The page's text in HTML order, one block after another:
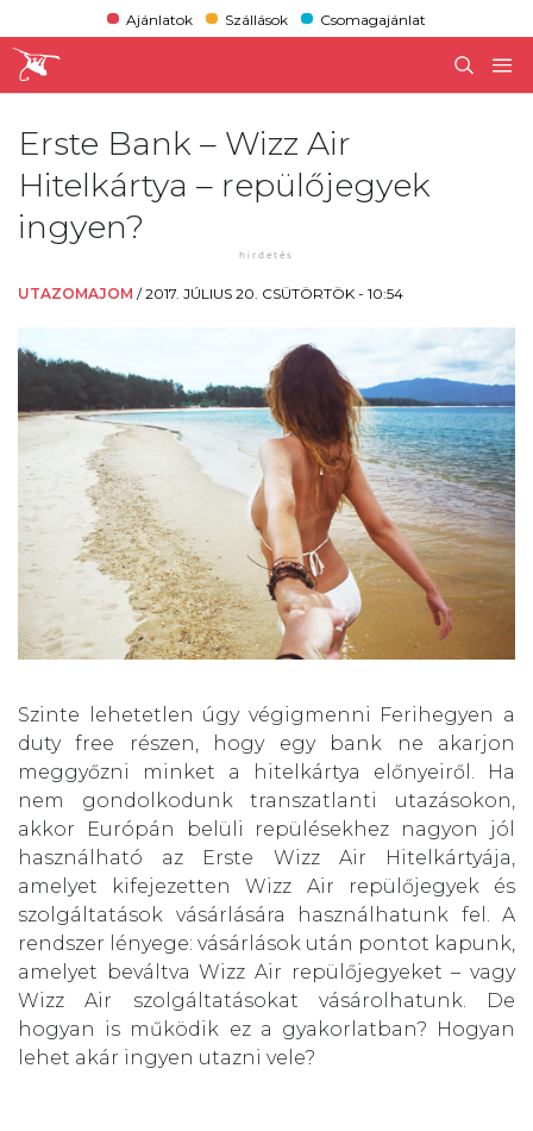
Ajánlatok Szállások Csomagajánlat
Erste Bank – Wizz Air
Hitelkártya – repülőjegyek
ingyen?
UTAZOMAJOM /2017. JÚLIUS 20. CSÜTÖRTÖK - 10:54
Szinte lehetetlen úgy végigmenni Ferihegyen a
duty free részen, hogy egy bank ne akarjon
meggyőzni minket a hitelkártya előnyeiről. Ha
nem gondolkodunk transzatlanti utazásokon,
akkor Európán belüli repülésekhez nagyon jól
használható az Erste Wizz Air Hitelkártyája,
amelyet kifejezetten Wizz Air repülőjegyek és
szolgáltatások vásárlására használhatunk fel. A
rendszer lényege: vásárlások után pontot kapunk,
amelyet beváltva Wizz Air repülőjegyeket – vagy
Wizz Air szolgáltatásokat vásárolhatunk. De
hogyan is működik ez a gyakorlatban? Hogyan
lehet akár ingyen utazni vele?